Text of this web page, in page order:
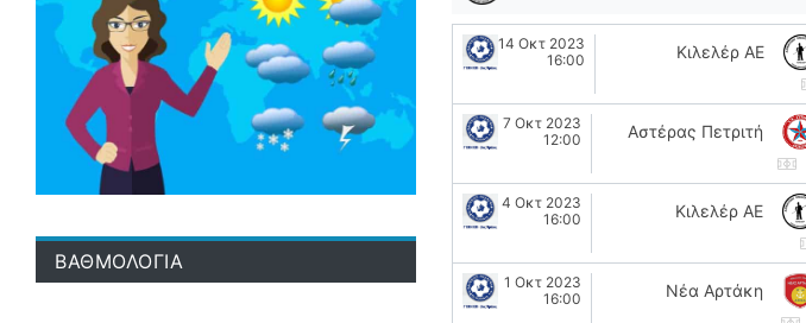
14 Οκτ 2023
16:00
Κιλελέρ ΑΕ
7 Οκτ 2023
12:00
Αστέρας Πετριτή
4 Οκτ 2023
16:00
Κιλελέρ ΑΕ
1 Οκτ 2023
16:00
Νέα Αρτάκη
ΒΑΘΜΟΛΟΓΙΑ